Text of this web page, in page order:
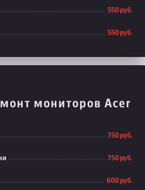
550 руб.
550 руб.
мониторов Acer
750 руб.
750 руб.
600 руб.